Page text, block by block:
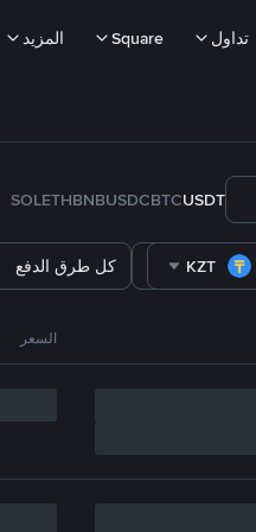
تداول Square المزيد
USDT
BTC
USDC
BNB
ETH
SOL
KZT كل طرق الدفع
السعر